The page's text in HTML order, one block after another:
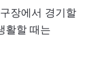
장에서 경기할
활할 때는